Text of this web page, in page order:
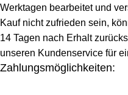
Werktagen bearbeitet und
Kauf nicht zufrieden sein,
14 Tagen nach Erhalt
unseren Kundenservice für
Zahlungsmöglichkeiten: